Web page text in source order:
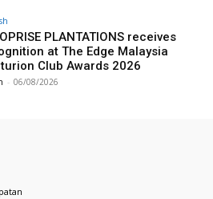
PLANTATIONS receives
at The Edge Malaysia
Club Awards 2026
- 06/08/2026